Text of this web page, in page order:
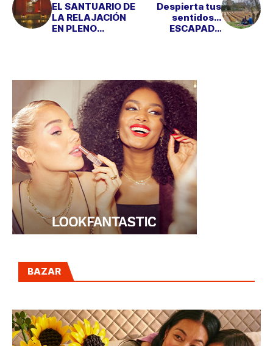
EL SANTUARIO DE
LA RELAJACIÓN
EN PLENO
Despierta tus
sentidos…
ESCAPADA
BAZAR